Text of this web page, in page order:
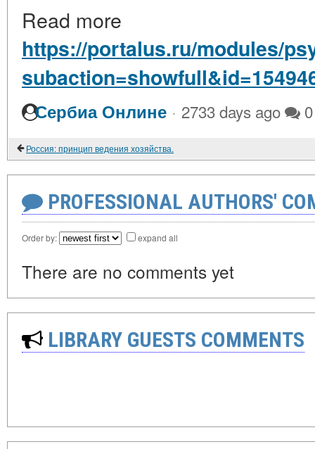
Read more
https://portalus.ru/modules/
Сербиа Онлине · 2733 days ago 0
Россия: принцип ведения хозяйства.
PROFESSIONAL AUTHORS'
Order by: expand all
There are no comments yet
LIBRARY GUESTS COMMENTS